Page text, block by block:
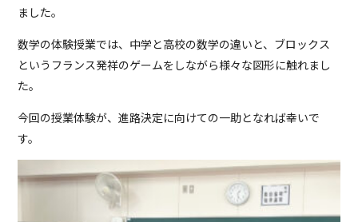
ました。
数学の体験授業では、中学と高校の数学の違いと、ブロックス
というフランス発祥のゲームをしながら様々な図形に触れまし
た。
今回の授業体験が、進路決定に向けての一助となれば幸いで
す。